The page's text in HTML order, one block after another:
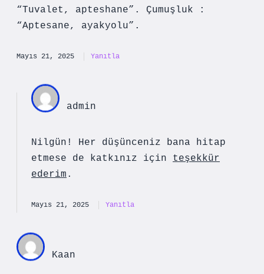
“Tuvalet, apteshane”. Çumuşluk :
“Aptesane, ayakyolu”.
Mayıs 21, 2025 Yanıtla
admin
Nilgün! Her düşünceniz bana hitap
etmese de katkınız için teşekkür
ederim .
Mayıs 21, 2025 Yanıtla
Kaan